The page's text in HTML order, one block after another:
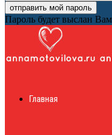
Пароль будет выслан
Главная